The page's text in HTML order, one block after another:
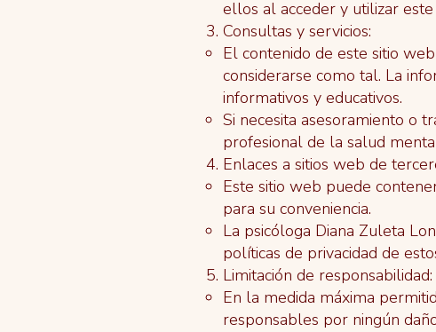
ellos al acceder y utilizar
Consultas y servicios:
El contenido de este sitio
considerarse como tal. La
informativos y educativos.
Si necesita asesoramiento o
profesional de la salud
Enlaces a sitios web de
Este sitio web puede
para su conveniencia.
La psicóloga Diana Zuleta
políticas de privacidad de
Limitación de responsabilidad:
En la medida máxima
responsables por ningún